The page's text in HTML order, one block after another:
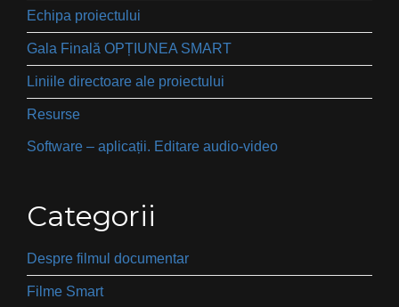
Echipa proiectului
Gala Finală OPȚIUNEA SMART
Liniile directoare ale proiectului
Resurse
Software – aplicații. Editare audio-video
Categorii
Despre filmul documentar
Filme Smart